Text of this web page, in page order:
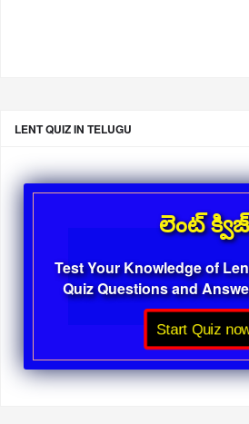
LENT QUIZ IN TELUGU
లెంట్ క్విజ్
Test Your Knowledge of
Quiz Questions and
Start Quiz